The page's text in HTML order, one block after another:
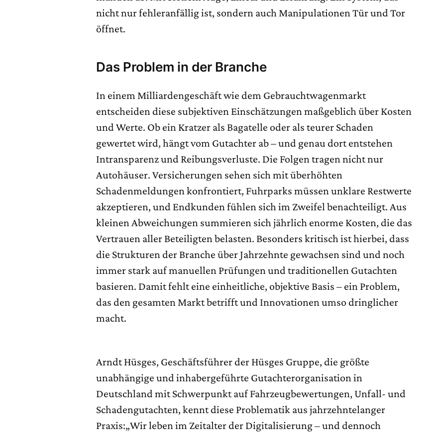
nicht nur fehleranfällig ist, sondern auch Manipulationen Tür und Tor
öffnet.
Das Problem in der Branche
In einem Milliardengeschäft wie dem Gebrauchtwagenmarkt
entscheiden diese subjektiven Einschätzungen maßgeblich über Kosten
und Werte. Ob ein Kratzer als Bagatelle oder als teurer Schaden
gewertet wird, hängt vom Gutachter ab – und genau dort entstehen
Intransparenz und Reibungsverluste. Die Folgen tragen nicht nur
Autohäuser. Versicherungen sehen sich mit überhöhten
Schadenmeldungen konfrontiert, Fuhrparks müssen unklare Restwerte
akzeptieren, und Endkunden fühlen sich im Zweifel benachteiligt. Aus
kleinen Abweichungen summieren sich jährlich enorme Kosten, die das
Vertrauen aller Beteiligten belasten. Besonders kritisch ist hierbei, dass
die Strukturen der Branche über Jahrzehnte gewachsen sind und noch
immer stark auf manuellen Prüfungen und traditionellen Gutachten
basieren. Damit fehlt eine einheitliche, objektive Basis – ein Problem,
das den gesamten Markt betrifft und Innovationen umso dringlicher
macht.
Arndt Hüsges, Geschäftsführer der Hüsges Gruppe, die größte
unabhängige und inhabergeführte Gutachterorganisation in
Deutschland mit Schwerpunkt auf Fahrzeugbewertungen, Unfall- und
Schadengutachten, kennt diese Problematik aus jahrzehntelanger
Praxis:„Wir leben im Zeitalter der Digitalisierung – und dennoch